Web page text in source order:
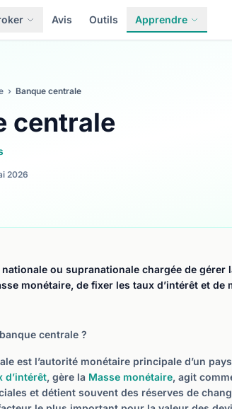
Avis Outils Apprendre
› Banque centrale
centrale
2026
ou supranationale chargée de gérer
monétaire, de fixer les taux d’intérêt et
centrale ?
est l’autorité monétaire principale d’un
d’intérêt, gère la Masse monétaire, agit
et détient souvent des réserves de